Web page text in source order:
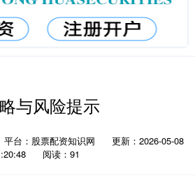
与风险提示
平台：股票配资知识网
更新：2026-05-08
阅读：91